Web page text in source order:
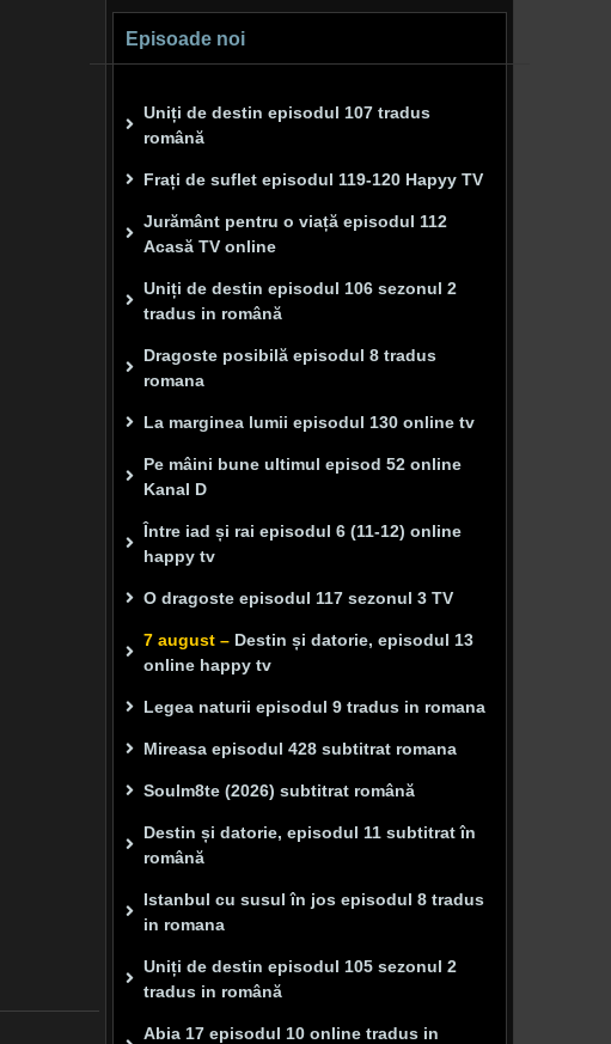
Episoade noi
Uniți de destin episodul 107 tradus
română
Frați de suflet episodul 119-120 Hapyy TV
Jurământ pentru o viață episodul 112
Acasă TV online
Uniți de destin episodul 106 sezonul 2
tradus in română
Dragoste posibilă episodul 8 tradus
romana
La marginea lumii episodul 130 online tv
Pe mâini bune ultimul episod 52 online
Kanal D
Între iad și rai episodul 6 (11-12) online
happy tv
O dragoste episodul 117 sezonul 3 TV
7 august – Destin și datorie, episodul 13
online happy tv
Legea naturii episodul 9 tradus in romana
Mireasa episodul 428 subtitrat romana
Soulm8te (2026) subtitrat română
Destin și datorie, episodul 11 subtitrat în
română
Istanbul cu susul în jos episodul 8 tradus
in romana
Uniți de destin episodul 105 sezonul 2
tradus in română
Abia 17 episodul 10 online tradus in